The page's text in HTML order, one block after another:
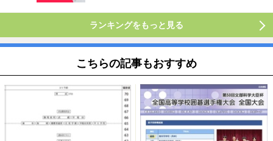
ランキングをもっと見る
こちらの記事もおすすめ